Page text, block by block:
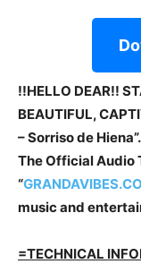
!!HELLO DEAR!!
BEAUTIFUL,
– Sorriso de Hiena”.
The Official Audio
“
music and
=TECHNICAL